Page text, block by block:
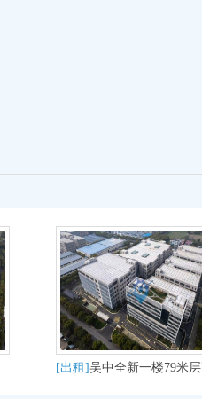
[出租]吴中全新一楼79米
厂房出租